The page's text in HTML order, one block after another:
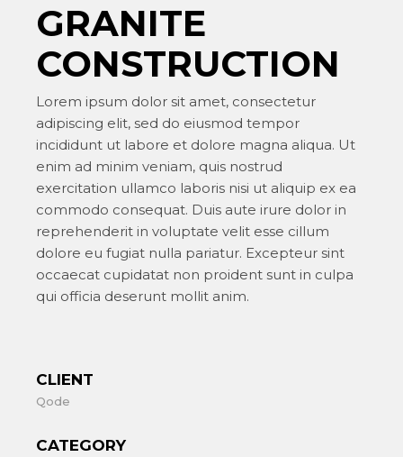
GRANITE
CONSTRUCTION
Lorem ipsum dolor sit amet, consectetur
adipiscing elit, sed do eiusmod tempor
incididunt ut labore et dolore magna aliqua. Ut
enim ad minim veniam, quis nostrud
exercitation ullamco laboris nisi ut aliquip ex ea
commodo consequat. Duis aute irure dolor in
reprehenderit in voluptate velit esse cillum
dolore eu fugiat nulla pariatur. Excepteur sint
occaecat cupidatat non proident sunt in culpa
qui officia deserunt mollit anim.
CLIENT
Qode
CATEGORY